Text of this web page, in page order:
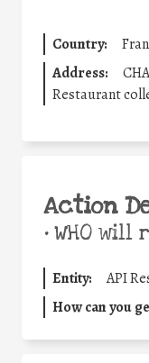
Country:
Address:
Restaurant
Action
•WHO will
Entity: API
How can you